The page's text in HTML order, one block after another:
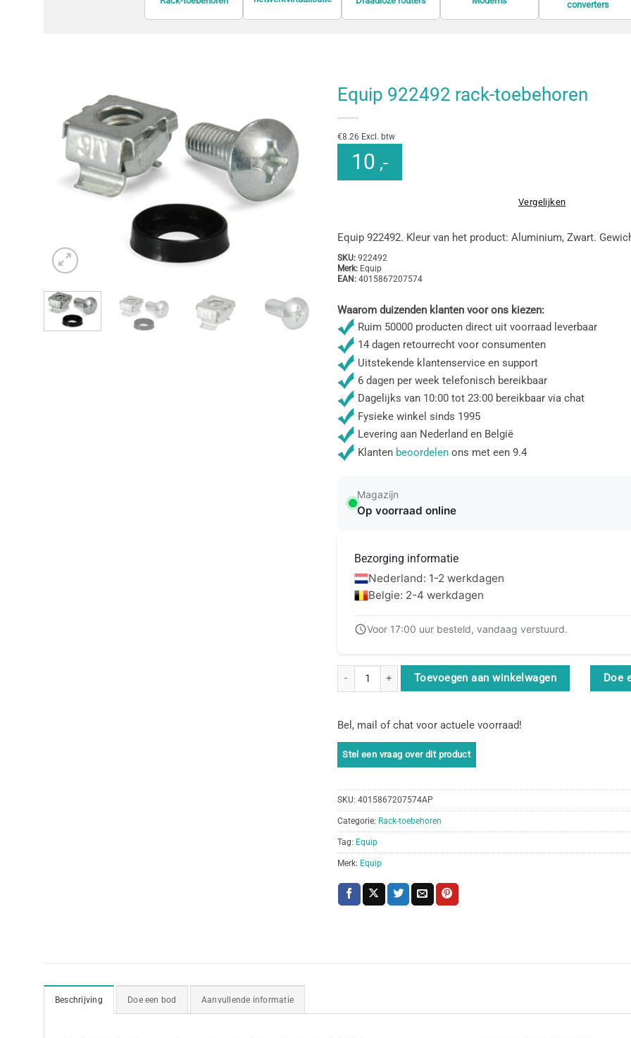
converters
Equip 922492 rack-toebehoren
€8.26 Excl. btw
10 ,-
Vergelijken
Equip 922492. Kleur van het product: Aluminium, Zwart.
SKU:922492
Merk:Equip
EAN:4015867207574
Waarom duizenden klanten voor ons kiezen:
Ruim 50000 producten direct uit voorraad leverbaar
14 dagen retourrecht voor consumenten
Uitstekende klantenservice en support
6 dagen per week telefonisch bereikbaar
Dagelijks van 10:00 tot 23:00 bereikbaar via chat
Fysieke winkel sinds 1995
Levering aan Nederland en België
Klanten beoordelenons met een 9.4
Magazijn
Op voorraad online
Bezorging informatie
Nederland: 1-2 werkdagen
Belgie: 2-4 werkdagen
Voor 17:00 uur besteld, vandaag verstuurd.
Equip 922492 rack-toebehoren aantal
Toevoegen aan winkelwagen Doe
Bel, mail of chat voor actuele voorraad!
SKU: 4015867207574AP
Categorie: Rack-toebehoren
Tag: Equip
Merk: Equip
Beschrijving Doe een bod Aanvullende informatie